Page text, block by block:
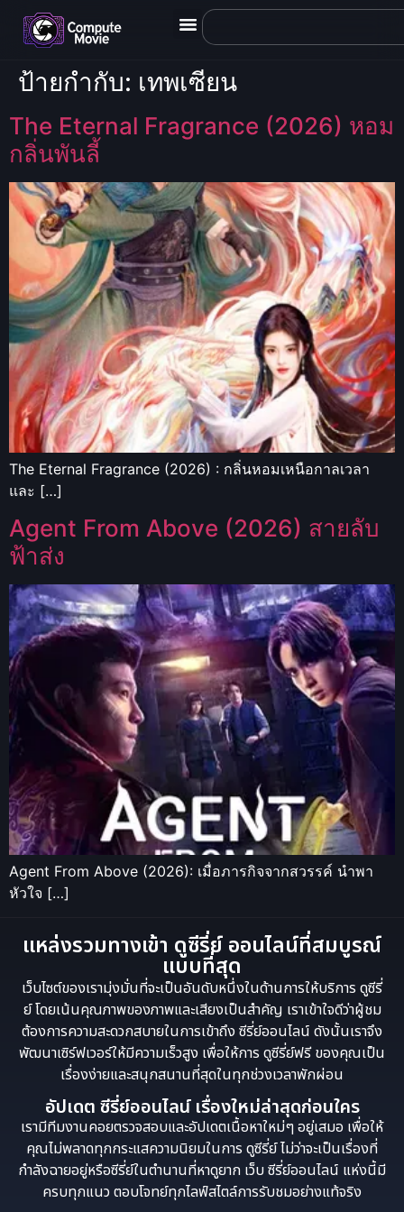
ป้ายกำกับ: เทพเซียน
The Eternal Fragrance (2026) หอม
กลิ่นพันลี้
The Eternal Fragrance (2026) : กลิ่นหอมเหนือกาลเวลา
และ […]
Agent From Above (2026) สายลับ
ฟ้าส่ง
Agent From Above (2026): เมื่อภารกิจจากสวรรค์ นำพา
หัวใจ […]
แหล่งรวมทางเข้า ดูซีรี่ย์ ออนไลน์ที่สมบูรณ์
แบบที่สุด
เว็บไซต์ของเรามุ่งมั่นที่จะเป็นอันดับหนึ่งในด้านการให้บริการ ดูซีรี่
ย์ โดยเน้นคุณภาพของภาพและเสียงเป็นสำคัญ เราเข้าใจดีว่าผู้ชม
ต้องการความสะดวกสบายในการเข้าถึง ซีรี่ย์ออนไลน์ ดังนั้นเราจึง
พัฒนาเซิร์ฟเวอร์ให้มีความเร็วสูง เพื่อให้การ ดูซีรี่ย์ฟรี ของคุณเป็น
เรื่องง่ายและสนุกสนานที่สุดในทุกช่วงเวลาพักผ่อน
อัปเดต ซีรี่ย์ออนไลน์ เรื่องใหม่ล่าสุดก่อนใคร
เรามีทีมงานคอยตรวจสอบและอัปเดตเนื้อหาใหม่ๆ อยู่เสมอ เพื่อให้
คุณไม่พลาดทุกกระแสความนิยมในการ ดูซีรี่ย์ ไม่ว่าจะเป็นเรื่องที่
กำลังฉายอยู่หรือซีรี่ย์ในตำนานที่หาดูยาก เว็บ ซีรี่ย์ออนไลน์ แห่งนี้มี
ครบทุกแนว ตอบโจทย์ทุกไลฟ์สไตล์การรับชมอย่างแท้จริง